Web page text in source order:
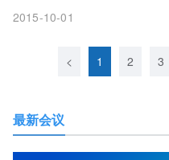
2015-10-01
< 1 2 3
最新会议